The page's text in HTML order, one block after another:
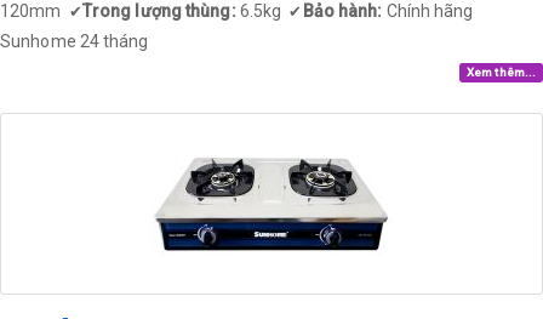
120mm ✔Trong lượng thùng: 6.5kg ✔ Bảo hành: Chính hãng
Sunhome 24 tháng
Xem thêm...